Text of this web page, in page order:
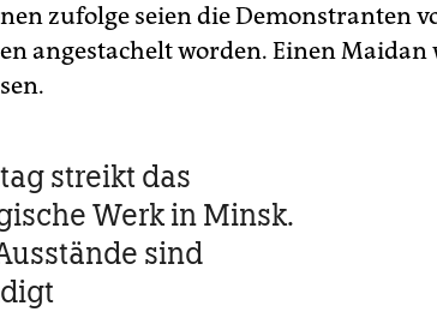
zufolge seien die Demonstranten
angestachelt worden. Einen Maidan
streikt das
Werk in Minsk.
sind